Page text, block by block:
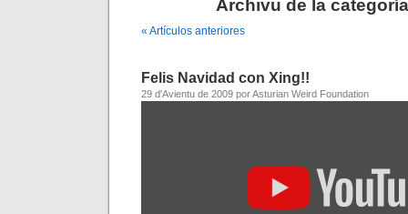
Archivu de la categoría
« Artículos anteriores
Felis Navidad con Xing!!
29 d'Avientu de 2009 por Asturian Weird Foundation